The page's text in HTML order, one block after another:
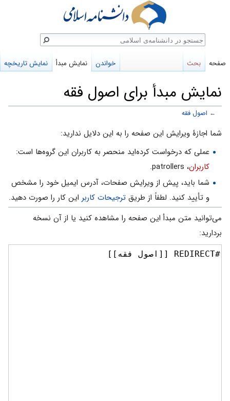
نمایش مبدأ برای اصول‌ فقه‌
← اصول‌ فقه‌
پرش
ناوبری
پرش
جستجو
شما اجازهٔ ویرایش این صفحه را به این دلایل ندارید:
عملی که درخواست کرده‌اید منحصر به کاربران این گروه‌ها است:
کاربران، patrollers.
شما باید، پیش از ویرایش صفحات، آدرس ایمیل خود را مشخص
و تأیید کنید. لطفاً از طریق ترجیحات کاربر این کار را صورت دهید.
می‌توانید متن مبدأ این صفحه را مشاهده کنید یا از آن نسخه
بردارید:
صفحه بحث خواندن نمایش مبدأ نمایش تاریخچه
جستجو